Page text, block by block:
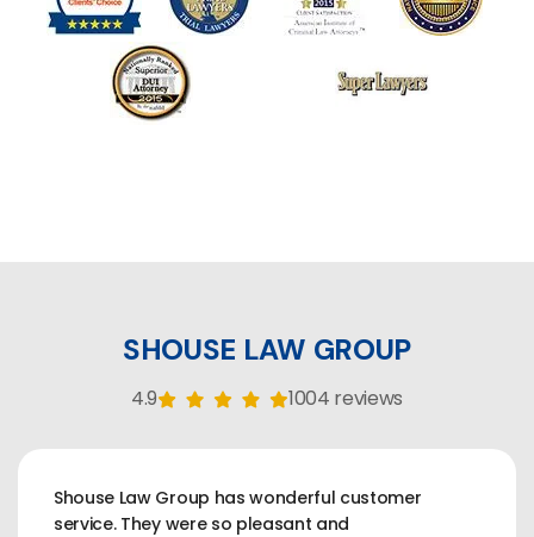
SHOUSE LAW GROUP
4.9 1004 reviews
Shouse Law Group has wonderful customer
service. They were so pleasant and